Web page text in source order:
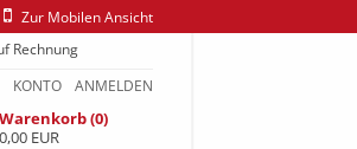
Zur Mobilen Ansicht
Rechnung
ANMELDEN
KONTO
Warenkorb (0)
0,00 EUR